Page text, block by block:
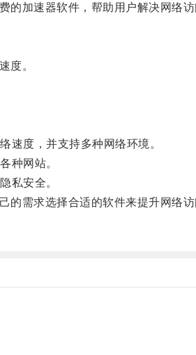
加速器软件，帮助用户解决网络访
度。
度，并支持多种网络环境。
种网站。
私安全。
需求选择合适的软件来提升网络访